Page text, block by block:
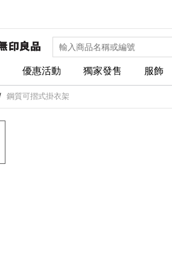
優惠活動 獨家發售 服飾
鋼質可摺式掛衣架